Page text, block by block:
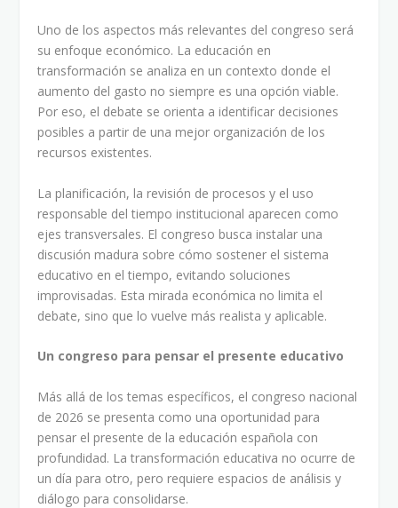
Uno de los aspectos más relevantes del congreso será
su enfoque económico. La educación en
transformación se analiza en un contexto donde el
aumento del gasto no siempre es una opción viable.
Por eso, el debate se orienta a identificar decisiones
posibles a partir de una mejor organización de los
recursos existentes.
La planificación, la revisión de procesos y el uso
responsable del tiempo institucional aparecen como
ejes transversales. El congreso busca instalar una
discusión madura sobre cómo sostener el sistema
educativo en el tiempo, evitando soluciones
improvisadas. Esta mirada económica no limita el
debate, sino que lo vuelve más realista y aplicable.
Un congreso para pensar el presente educativo
Más allá de los temas específicos, el congreso nacional
de 2026 se presenta como una oportunidad para
pensar el presente de la educación española con
profundidad. La transformación educativa no ocurre de
un día para otro, pero requiere espacios de análisis y
diálogo para consolidarse.